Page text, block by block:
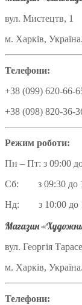
вул. Мистецтв, 1
м. Харків, Україна.
Телефони:
+38 (099) 620-66-
+38 (098) 820-36-
Режим роботи:
Пн – Пт: з 09:00
Сб: з 09:30 до
Нд: з 10:00 до
Магазин
вул. Георгія
м. Харків, Україна.
Телефони: